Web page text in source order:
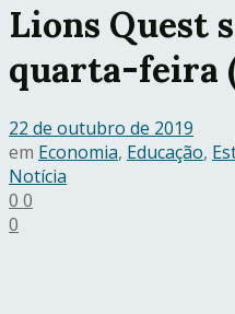
Lions Quest
quarta-feira
22 de outubro de 2019
em Economia, Educação,
Notícia
0 0
0